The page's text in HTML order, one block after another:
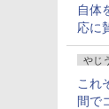
自体
応に
やじ
これ
間で